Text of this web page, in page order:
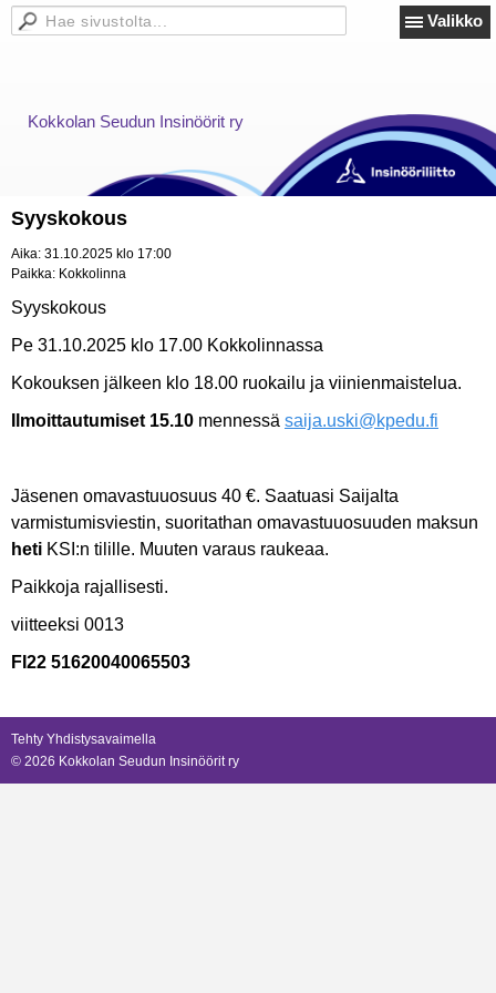
Valikko
Kokkolan Seudun Insinöörit ry
Syyskokous
Aika: 31.10.2025 klo 17:00
Paikka: Kokkolinna
Syyskokous
Pe 31.10.2025 klo 17.00 Kokkolinnassa
Kokouksen jälkeen klo 18.00 ruokailu ja viinienmaistelua.
Ilmoittautumiset 15.10 mennessä saija.uski@kpedu.fi
Jäsenen omavastuuosuus 40 €. Saatuasi Saijalta
varmistumisviestin, suoritathan omavastuuosuuden maksun
heti KSI:n tilille. Muuten varaus raukeaa.
Paikkoja rajallisesti.
viitteeksi 0013
FI22 51620040065503
Tehty Yhdistysavaimella
© 2026 Kokkolan Seudun Insinöörit ry